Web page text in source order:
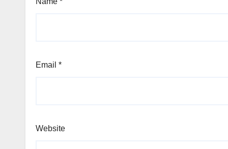
Email *
Website